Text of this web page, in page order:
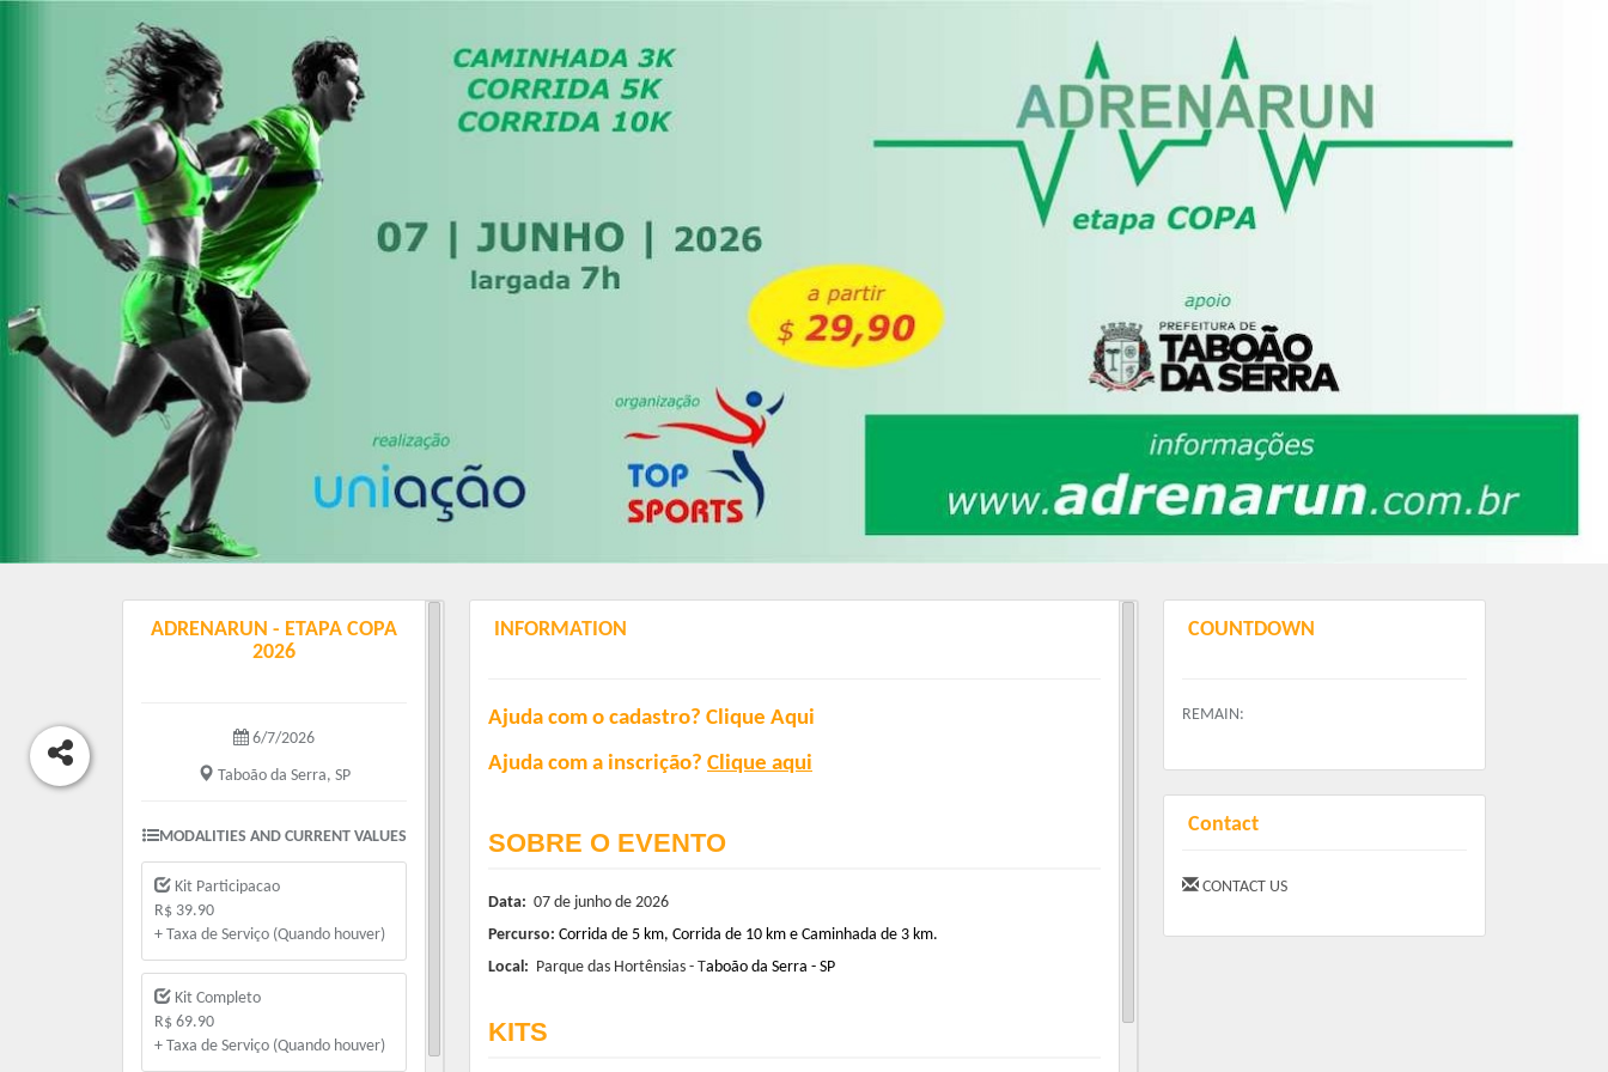
ADRENARUN - ETAPA COPA
2026
6/7/2026
Taboão da Serra, SP
MODALITIES AND CURRENT VALUES
Kit Participacao
R$ 39.90
+ Taxa de Serviço (Quando houver)
Kit Completo
R$ 69.90
+ Taxa de Serviço (Quando houver)
INFORMATION
Ajuda com o cadastro? Clique Aqui
Ajuda com a inscrição? Clique aqui
SOBRE O EVENTO
Data: 07 de junho de 2026
Percurso: Corrida de 5 km, Corrida de 10 km e Caminhada de 3 km.
Local: Parque das Hortênsias - Taboão da Serra - SP
KITS
COUNTDOWN
REMAIN:
Contact
CONTACT US